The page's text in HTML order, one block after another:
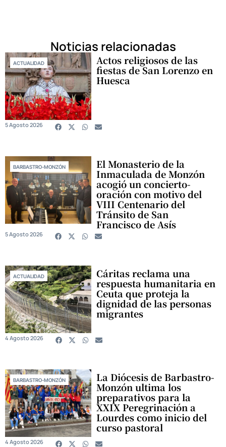
Noticias relacionadas
ACTUALIDAD Actos religiosos de las
fiestas de San Lorenzo en
Huesca
5 Agosto 2026
BARBASTRO-MONZÓN El Monasterio de la
Inmaculada de Monzón
acogió un concierto-
oración con motivo del
VIII Centenario del
Tránsito de San
Francisco de Asís
5 Agosto 2026
ACTUALIDAD Cáritas reclama una
respuesta humanitaria en
Ceuta que proteja la
dignidad de las personas
migrantes
4 Agosto 2026
BARBASTRO-MONZÓN La Diócesis de Barbastro-
Monzón ultima los
preparativos para la
XXIX Peregrinación a
Lourdes como inicio del
curso pastoral
4 Agosto 2026